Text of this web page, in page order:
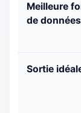
Meilleure
de données
Sortie